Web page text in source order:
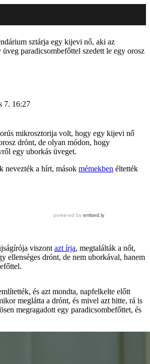
sztárja egy kijevi nő, aki az
paradicsombefőttel szedett le egy orosz
7. 16:27
mikrosztorija volt, hogy egy kijevi nő
drónt, de olyan módon, hogy
egy uborkás üveget.
nevezték a hírt, mások mémekben éltették
viszont azt írja, megtalálták a nőt,
ellenséges drónt, de nem uborkával, hanem
és azt mondta, napfelkelte előtt
meglátta a drónt, és mivel azt hitte, rá is
megragadott egy paradicsombefőttet, és